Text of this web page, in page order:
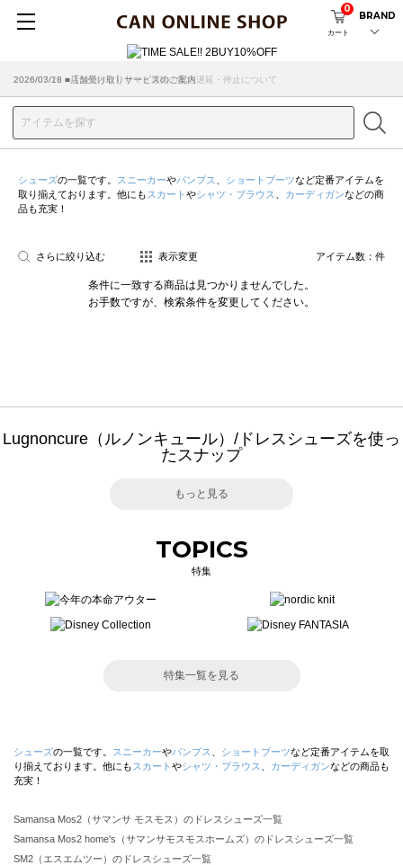
カート
0
BRAND
2026/07/29 ■【お知らせ】ヤマト運輸の配送遅延・停止について
2026/03/18 ■店舗受け取りサービスのご案内
シューズの一覧です。 スニーカーやパンプス ショートブーツなど定番アイテムを
取り揃えております。他にも スカート やシャツ・ブラウス カーディガンなどの商
品も充実！
さらに絞り込む 表示変更 アイテム数： 件
条件に一致する商品は見つかりませんでした。
お手数ですが、検索条件を変更してください。
Lugnoncure（ルノンキュール）/ドレスシューズを使っ
たスナップ
もっと見る
TOPICS
特集
特集一覧を見る
シューズの一覧です。 スニーカーやパンプス ショートブーツなど定番アイテムを取
り揃えております。他にも スカート やシャツ・ブラウス カーディガンなどの商品も
充実！
Samansa Mos2（サマンサ モスモス）のドレスシューズ一覧
Samansa Mos2 home's（サマンサモスモスホームズ）のドレスシューズ一覧
SM2（エスエムツー）のドレスシューズ一覧